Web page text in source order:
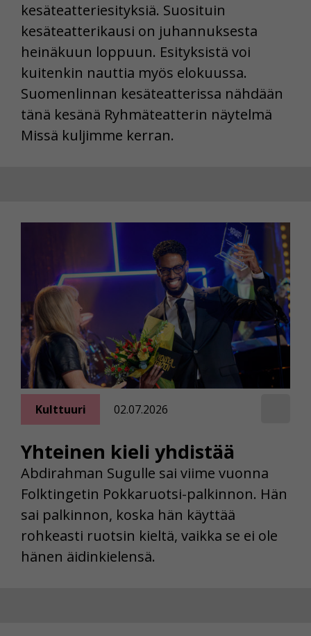
kesäteatteriesityksiä. Suosituin
kesäteatterikausi on juhannuksesta
heinäkuun loppuun. Esityksistä voi
kuitenkin nauttia myös elokuussa.
Suomenlinnan kesäteatterissa nähdään
tänä kesänä Ryhmäteatterin näytelmä
Missä kuljimme kerran.
Yhteinen kieli yhdistää
Kulttuuri 02.07.2026
Abdirahman Sugulle sai viime vuonna
Folktingetin Pokkaruotsi-palkinnon. Hän
sai palkinnon, koska hän käyttää
rohkeasti ruotsin kieltä, vaikka se ei ole
hänen äidinkielensä.